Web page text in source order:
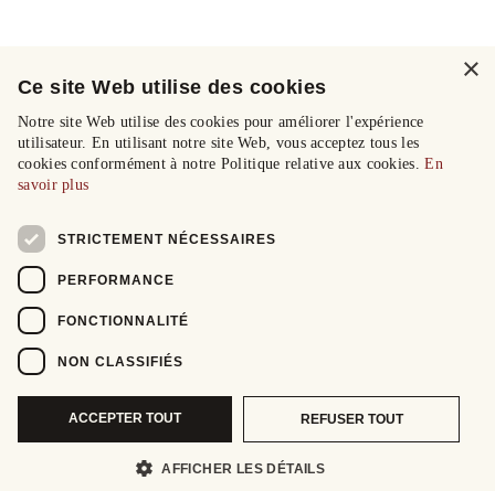
×
Ce site Web utilise des cookies
Notre site Web utilise des cookies pour améliorer l'expérience
utilisateur. En utilisant notre site Web, vous acceptez tous les
cookies conformément à notre Politique relative aux cookies.En
savoir plus
STRICTEMENT NÉCESSAIRES
PERFORMANCE
FONCTIONNALITÉ
NON CLASSIFIÉS
ACCEPTER TOUT REFUSER TOUT
AFFICHER LES DÉTAILS